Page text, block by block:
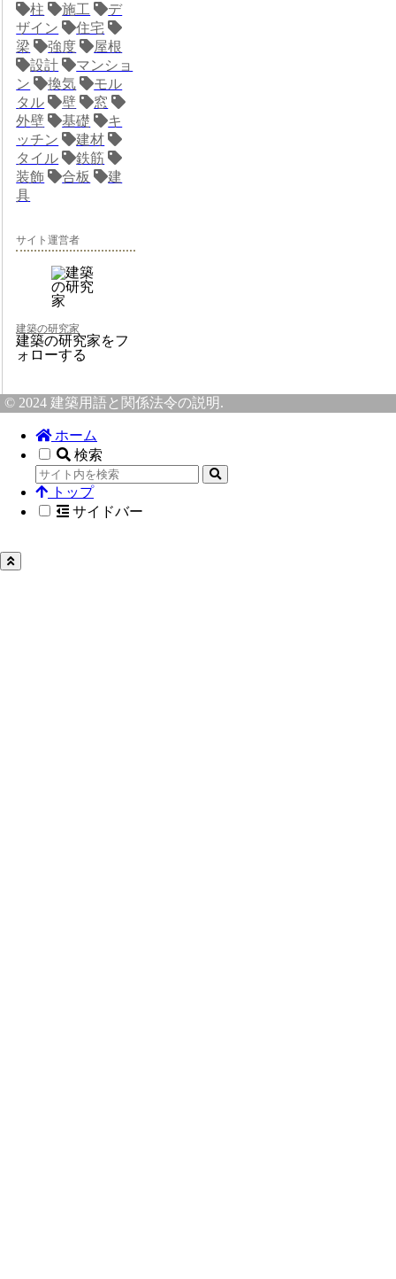
柱
施工
デ
ザイン
住宅
梁
強度
屋根
設計
マンショ
ン
換気
モル
タル
壁
窓
外壁
基礎
キ
ッチン
建材
タイル
鉄筋
装飾
合板
建
具
サイト運営者
建築の研究家
建築の研究家をフ
ォローする
© 2024 建築用語と関係法令の説明.
ホーム
検索
トップ
サイドバー